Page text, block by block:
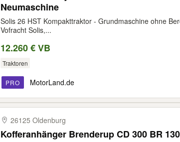
Neumaschine
Solis 26 HST Kompakttraktor - Grundmaschine ohne
Vofracht Solis,...
12.260 € VB
Traktoren
PRO MotorLand.de
26125 Oldenburg
Kofferanhänger Brenderup CD 300 BR